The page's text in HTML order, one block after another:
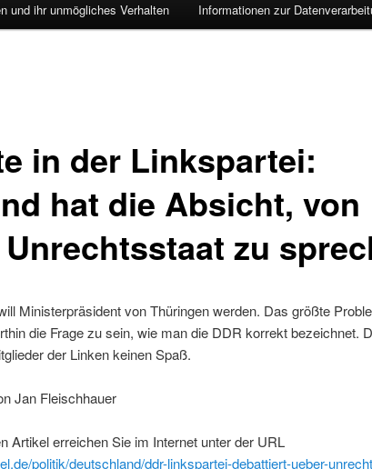
und ihr unmögliches Verhalten Informationen zur
in der Linkspartei:
hat die Absicht, von
zu
Ministerpräsident von Thüringen werden. Das größte
die Frage zu sein, wie man die DDR korrekt bezeichnet.
der Linken keinen Spaß.
Jan Fleischhauer
Artikel erreichen Sie im Internet unter der URL
politik/deutschland/ddr-linkspartei-debattiert-ueber-